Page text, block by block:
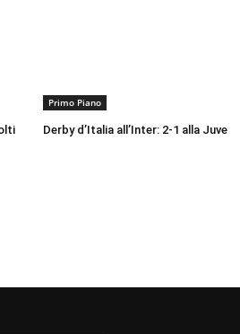
Primo Piano
Derby d’Italia all’Inter: 2-1 alla Juve